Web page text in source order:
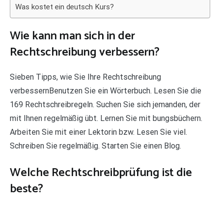
Was kostet ein deutsch Kurs?
Wie kann man sich in der
Rechtschreibung verbessern?
Sieben Tipps, wie Sie Ihre Rechtschreibung
verbessernBenutzen Sie ein Wörterbuch. Lesen Sie die
169 Rechtschreibregeln. Suchen Sie sich jemanden, der
mit Ihnen regelmäßig übt. Lernen Sie mit bungsbüchern.
Arbeiten Sie mit einer Lektorin bzw. Lesen Sie viel.
Schreiben Sie regelmäßig. Starten Sie einen Blog.
Welche Rechtschreibprüfung ist die
beste?